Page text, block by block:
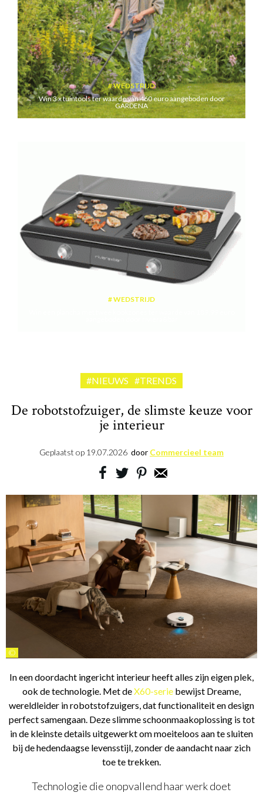
WEDSTRIJD
Win 3 x tuintools ter waarde van 460 euro aangeboden door
GARDENA
WEDSTRIJD
#NIEUWS #TRENDS
De robotstofzuiger, de slimste keuze voor
je interieur
Geplaatst op 19.07.2026 door Commercieel team
©
In een doordacht ingericht interieur heeft alles zijn eigen plek,
ook de technologie. Met deX60-serie bewijst Dreame,
wereldleider in robotstofzuigers, dat functionaliteit en design
perfect samengaan. Deze slimme schoonmaakoplossing is tot
in de kleinste details uitgewerkt om moeiteloos aan te sluiten
bij de hedendaagse levensstijl, zonder de aandacht naar zich
toe te trekken.
Technologie die onopvallend haar werk doet